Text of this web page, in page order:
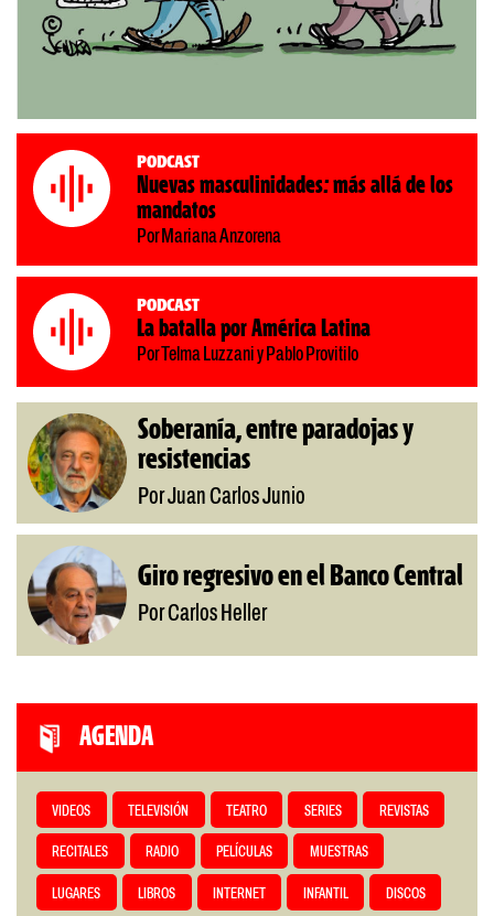
Podcast
Nuevas masculinidades: más allá de los
mandatos
Por Mariana Anzorena
Podcast
La batalla por América Latina
Por Telma Luzzani y Pablo Provitilo
Soberanía, entre paradojas y
resistencias
Por Juan Carlos Junio
Giro regresivo en el Banco Central
Por Carlos Heller
AGENDA
VIDEOS TELEVISIÓN TEATRO SERIES REVISTAS
RECITALES RADIO PELÍCULAS MUESTRAS
LUGARES LIBROS INTERNET INFANTIL DISCOS